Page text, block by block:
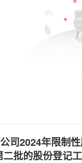
司2024年限制
批的股份登记